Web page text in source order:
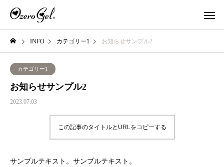
INFO カテゴリー1 お知らせサンプル2
カテゴリー1
お知らせサンプル2
2023.07.03
この記事のタイトルとURLをコピーする
サンプルテキスト。サンプルテキスト。